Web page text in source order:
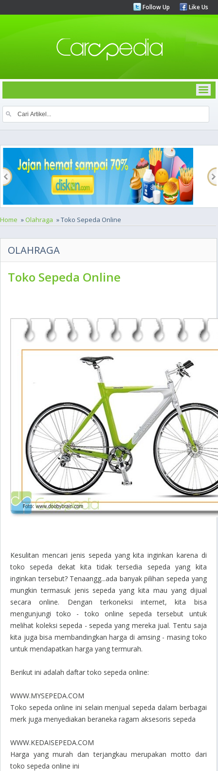
Follow Up Like Us
Home » Olahraga » Toko Sepeda Online
OLAHRAGA
Toko Sepeda Online
Kesulitan mencari jenis sepeda yang kita inginkan karena di
toko sepeda dekat kita tidak tersedia sepeda yang kita
inginkan tersebut? Tenaangg...ada banyak pilihan sepeda yang
mungkin termasuk jenis sepeda yang kita mau yang dijual
secara online. Dengan terkoneksi internet, kita bisa
mengunjungi toko - toko online sepeda tersebut untuk
melihat koleksi sepeda - sepeda yang mereka jual. Tentu saja
kita juga bisa membandingkan harga di amsing - masing toko
untuk mendapatkan harga yang termurah.
Berikut ini adalah daftar toko sepeda online:
WWW.MYSEPEDA.COM
Toko sepeda online ini selain menjual sepeda dalam berbagai
merk juga menyediakan beraneka ragam aksesoris sepeda
WWW.KEDAISEPEDA.COM
Harga yang murah dan terjangkau merupakan motto dari
toko sepeda online ini